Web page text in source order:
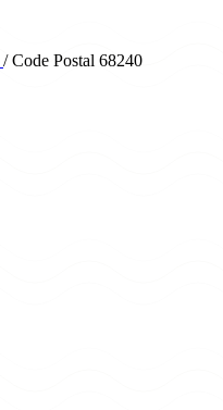
/ Code Postal 68240